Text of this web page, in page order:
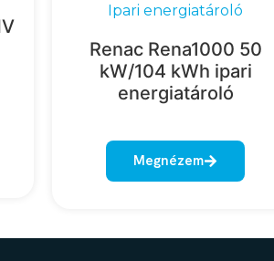
Ipari energiatároló
Renac Rena1000 50
kW/104 kWh ipari
energiatároló
Megnézem